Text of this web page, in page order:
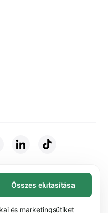
segítenek abban,
legyen azáltal,
Összes elutasítása
és marketingsütiket
OÜ
feltételek Biztonság